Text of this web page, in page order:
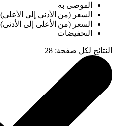
الموصى به
السعر (من الأدنى إلى الأعلى)
السعر (من الأعلى إلى الأدنى)
التخفيضات
النتائج لكل صفحة:
28